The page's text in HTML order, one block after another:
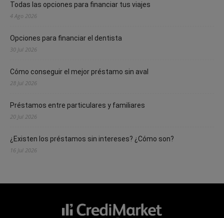
Todas las opciones para financiar tus viajes
4 Ago 2026
Opciones para financiar el dentista
30 Jul 2026
Cómo conseguir el mejor préstamo sin aval
28 Jul 2026
Préstamos entre particulares y familiares
20 Jul 2026
¿Existen los préstamos sin intereses? ¿Cómo son?
16 Jul 2026